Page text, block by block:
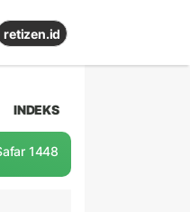
retizen.id
INDEKS
1448